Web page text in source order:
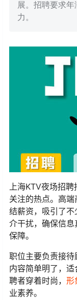
展。招聘要求
力。
上海KTV夜场招
关注的热点。高
结薪资，吸引了
介干扰，确保信
保障。
职位主要负责接
内容简单明了，
聘者穿着时尚， 形
业素养。